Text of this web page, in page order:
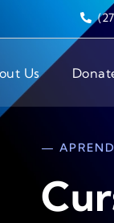
Us
—